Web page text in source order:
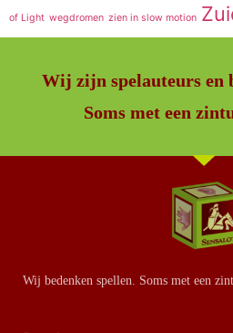
of Light wegdromen zien in slow motion
Wij zijn spelauteurs en
Soms met een
Wij bedenken spellen. Soms met een